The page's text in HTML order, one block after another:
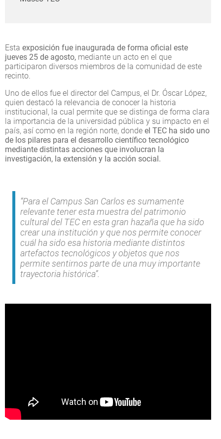
Esta exposición fue inaugurada de forma oficial este
jueves 25 de agosto, mediante un acto en el que
participaron diversos miembros de la comunidad de este
recinto.
Uno de ellos fue el director del Campus, el Dr. Óscar López,
quien destacó la relevancia de conocer la historia
institucional, la cual permite que se distinga de forma clara
la importancia de la universidad pública y su impacto en el
país, así como en la región norte, donde el TEC ha sido uno
de los pilares para el desarrollo científico tecnológico
mediante distintas acciones que involucran la
investigación, la extensión y la acción social.
“Para el Campus San Carlos es sumamente
relevante tener esta muestra del patrimonio
cultural del TEC en esta gran hazaña que ha sido
crear una institución y que nos permite conocer
cuál ha sido esa historia mediante distintos
artefactos tecnológicos y objetos que nos
permite sentirnos parte de una muy importante
trayectoria histórica”.